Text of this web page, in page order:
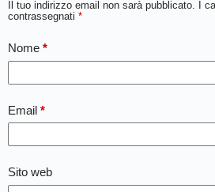
Il tuo indirizzo email non sarà pubblicato.
I
contrassegnati *
Nome *
Email *
Sito web